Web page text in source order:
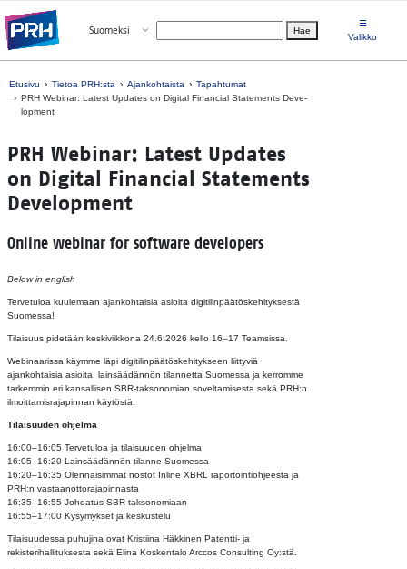
Valitse kieli
Suomeksi Avaa valikko Hae
☰
Valikko
Etusivu Tietoa PRH:sta Ajankohtaista
Tapahtumat
PRH We­bi­nar: La­test Up­da­tes on Di­gi­tal Fi­nancial Sta­te­ments De­ve­
lop­ment
PRH We­bi­nar: La­test Up­da­tes
on Di­gi­tal Fi­nancial Sta­te­ments
De­ve­lop­ment
Online webinar for software developers
Below in english
Tervetuloa kuulemaan ajankohtaisia asioita digitilinpäätöskehityksestä
Suomessa!
Tilaisuus pidetään keskiviikkona 24.6.2026 kello 16–17 Teamsissa.
Webinaarissa käymme läpi digitilinpäätöskehitykseen liittyviä
ajankohtaisia asioita, lainsäädännön tilannetta Suomessa ja kerromme
tarkemmin eri kansallisen SBR-taksonomian soveltamisesta sekä PRH:n
ilmoittamisrajapinnan käytöstä.
Tilaisuuden ohjelma
16:00–16:05 Tervetuloa ja tilaisuuden ohjelma
16:05–16:20 Lainsäädännön tilanne Suomessa
16:20–16:35 Olennaisimmat nostot Inline XBRL raportointiohjeesta ja
PRH:n vastaanottorajapinnasta
16:35–16:55 Johdatus SBR-taksonomiaan
16:55–17:00 Kysymykset ja keskustelu
Tilaisuudessa puhujina ovat Kristiina Häkkinen Patentti- ja
rekisterihallituksesta sekä Elina Koskentalo Arccos Consulting Oy:stä.